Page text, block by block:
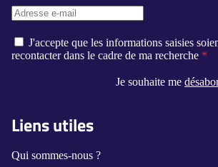
J'accepte que les informations saisies
recontacter dans le cadre de ma recherche
Je souhaite me
Liens utiles
Qui sommes-nous ?